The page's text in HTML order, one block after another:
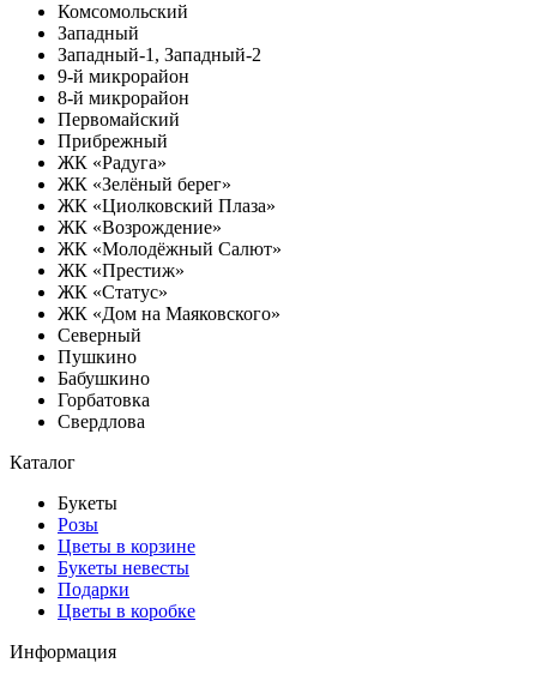
Комсомольский
Западный
Западный-1, Западный-2
9-й микрорайон
8-й микрорайон
Первомайский
Прибрежный
ЖК «Радуга»
ЖК «Зелёный берег»
ЖК «Циолковский Плаза»
ЖК «Возрождение»
ЖК «Молодёжный Салют»
ЖК «Престиж»
ЖК «Статус»
ЖК «Дом на Маяковского»
Северный
Пушкино
Бабушкино
Горбатовка
Свердлова
Каталог
Букеты
Розы
Цветы в корзине
Букеты невесты
Подарки
Цветы в коробке
Информация